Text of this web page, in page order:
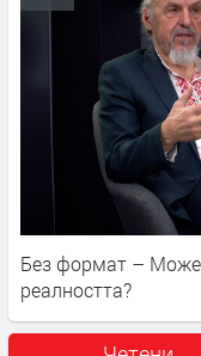
Без формат – Може
реалността?